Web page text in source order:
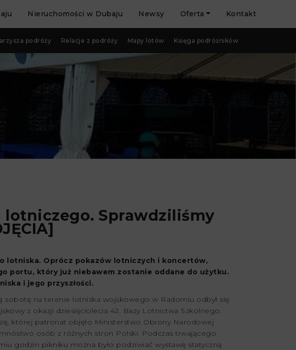
Nieruchomości w Dubaju Newsy Oferta Kontakt
podróży Relacje z podróży Mapy lotów Księga podróżników
Sprawdziliśmy
lotniska. Oprócz pokazów lotniczych i koncertów,
portu, który już niebawem zostanie oddane do użytku.
i jego przyszłości.
sobotę na terenie lotniska wojskowego w Radomiu odbył się
z okazji dziesięciolecia 42. Bazy Lotnictwa Szkolnego.
której patronat objęło Ministerstwo Obrony Narodowej
osób z różnych stron Polski. Podczas trwającego
godzin pikniku można było podziwiać wystawę statyczną